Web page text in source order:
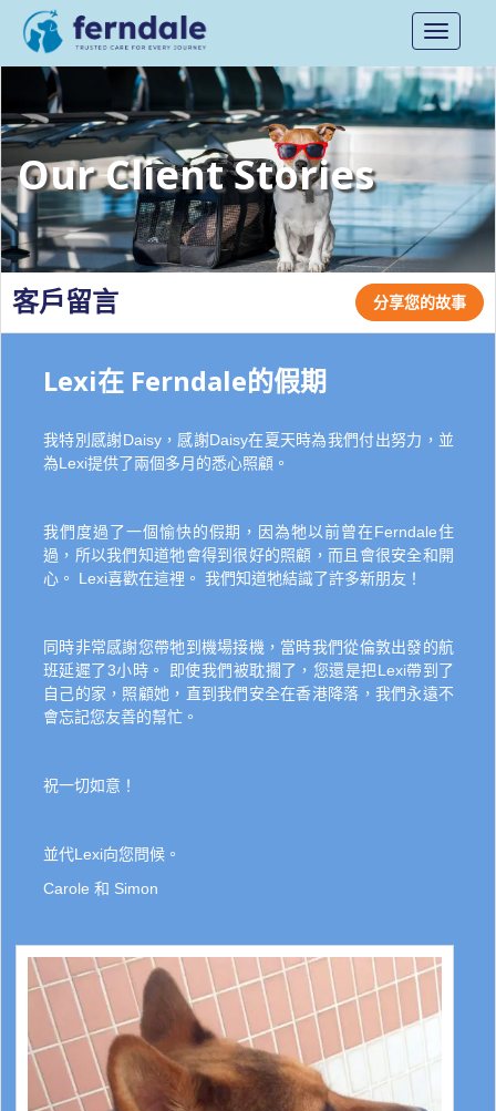
Toggle
Our Client Stories
客戶留言 分享您的故事
Lexi在 Ferndale的假期
我特別感謝Daisy，感謝Daisy在夏天時為我們付出努力，並
為Lexi提供了兩個多月的悉心照顧。
我們度過了一個愉快的假期，因為牠以前曾在Ferndale住
過，所以我們知道牠會得到很好的照顧，而且會很安全和開
心。 Lexi喜歡在這裡。 我們知道牠結識了許多新朋友！
同時非常感謝您帶牠到機場接機，當時我們從倫敦出發的航
班延遲了3小時。 即使我們被耽擱了，您還是把Lexi帶到了
自己的家，照顧她，直到我們安全在香港降落，我們永遠不
會忘記您友善的幫忙。
祝一切如意！
並代Lexi向您問候。
Carole 和 Simon